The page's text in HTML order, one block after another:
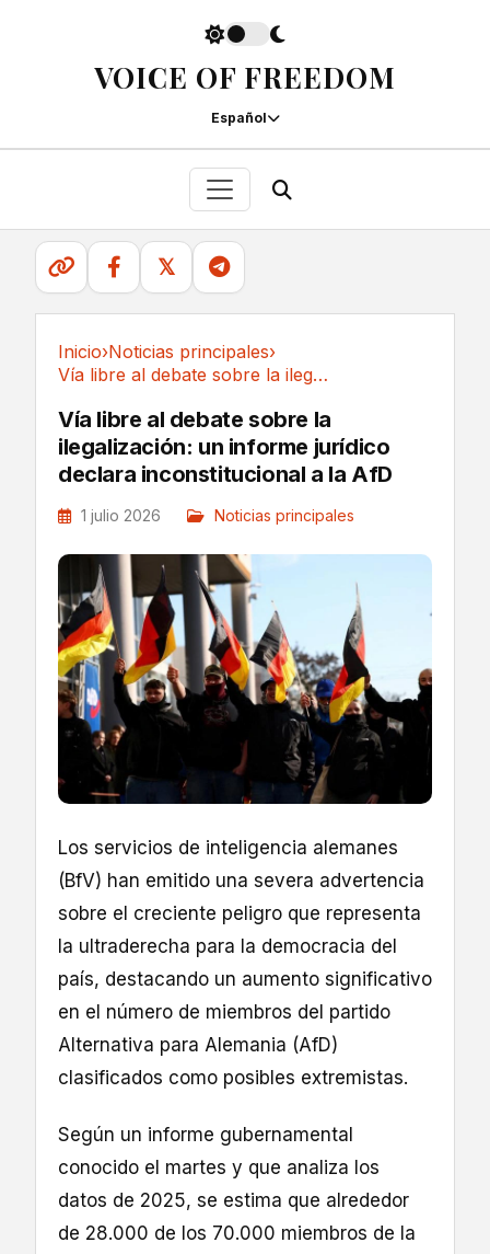
VOICE OF FREEDOM
Español
𝕏
Inicio›Noticias principales›
Vía libre al debate sobre la ilegalización: un...
Vía libre al debate sobre la
ilegalización: un informe jurídico
declara inconstitucional a la AfD
1 julio 2026 Noticias principales
Los servicios de inteligencia alemanes
(BfV) han emitido una severa advertencia
sobre el creciente peligro que representa
la ultraderecha para la democracia del
país, destacando un aumento significativo
en el número de miembros del partido
Alternativa para Alemania (AfD)
clasificados como posibles extremistas.
Según un informe gubernamental
conocido el martes y que analiza los
datos de 2025, se estima que alrededor
de 28.000 de los 70.000 miembros de la